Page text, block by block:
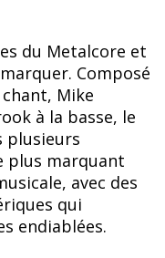
du Metalcore et
Composé
Mike
à la basse, le
plusieurs
plus marquant
avec des
qui
endiablées.